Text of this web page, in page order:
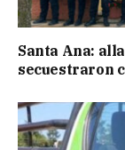
Santa Ana:
secuestraron